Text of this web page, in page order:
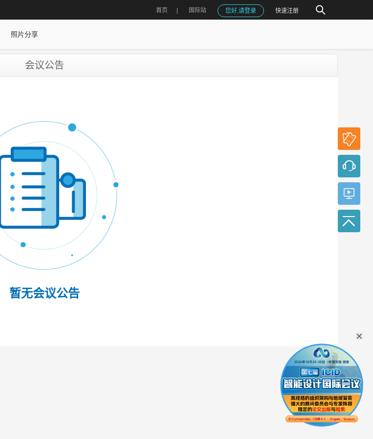
首页 国际站 您好,请登录 快速注册
照片分享
参会
报名
会议公告
暂无会议公告